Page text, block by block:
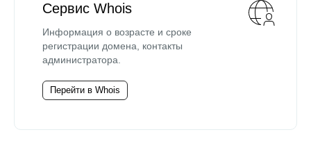
Сервис Whois
Информация о возрасте и сроке
регистрации домена, контакты
администратора.
Перейти в Whois